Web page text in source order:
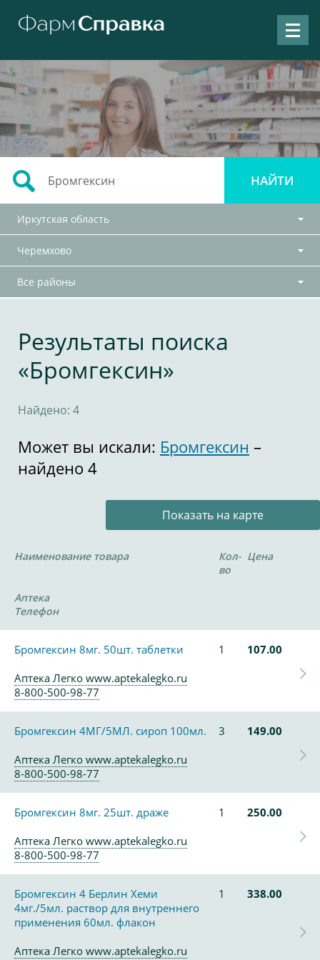
Иркутская область
Черемхово
Все районы
Результаты поиска
«Бромгексин»
Найдено: 4
Может вы искали: Бромгексин –
найдено 4
Показать на карте
Наименование товара
Кол-
во
Цена
Аптека
Телефон
Бромгексин 8мг. 50шт. таблетки 1
107.00
Аптека Легко www.aptekalegko.ru
8-800-500-98-77
Бромгексин 4МГ/5МЛ. сироп 100мл. 3
149.00
Аптека Легко www.aptekalegko.ru
8-800-500-98-77
Бромгексин 8мг. 25шт. драже 1
250.00
Аптека Легко www.aptekalegko.ru
8-800-500-98-77
Бромгексин 4 Берлин Хеми
4мг./5мл. раствор для внутреннего
применения 60мл. флакон
1 338.00
Аптека Легко www.aptekalegko.ru